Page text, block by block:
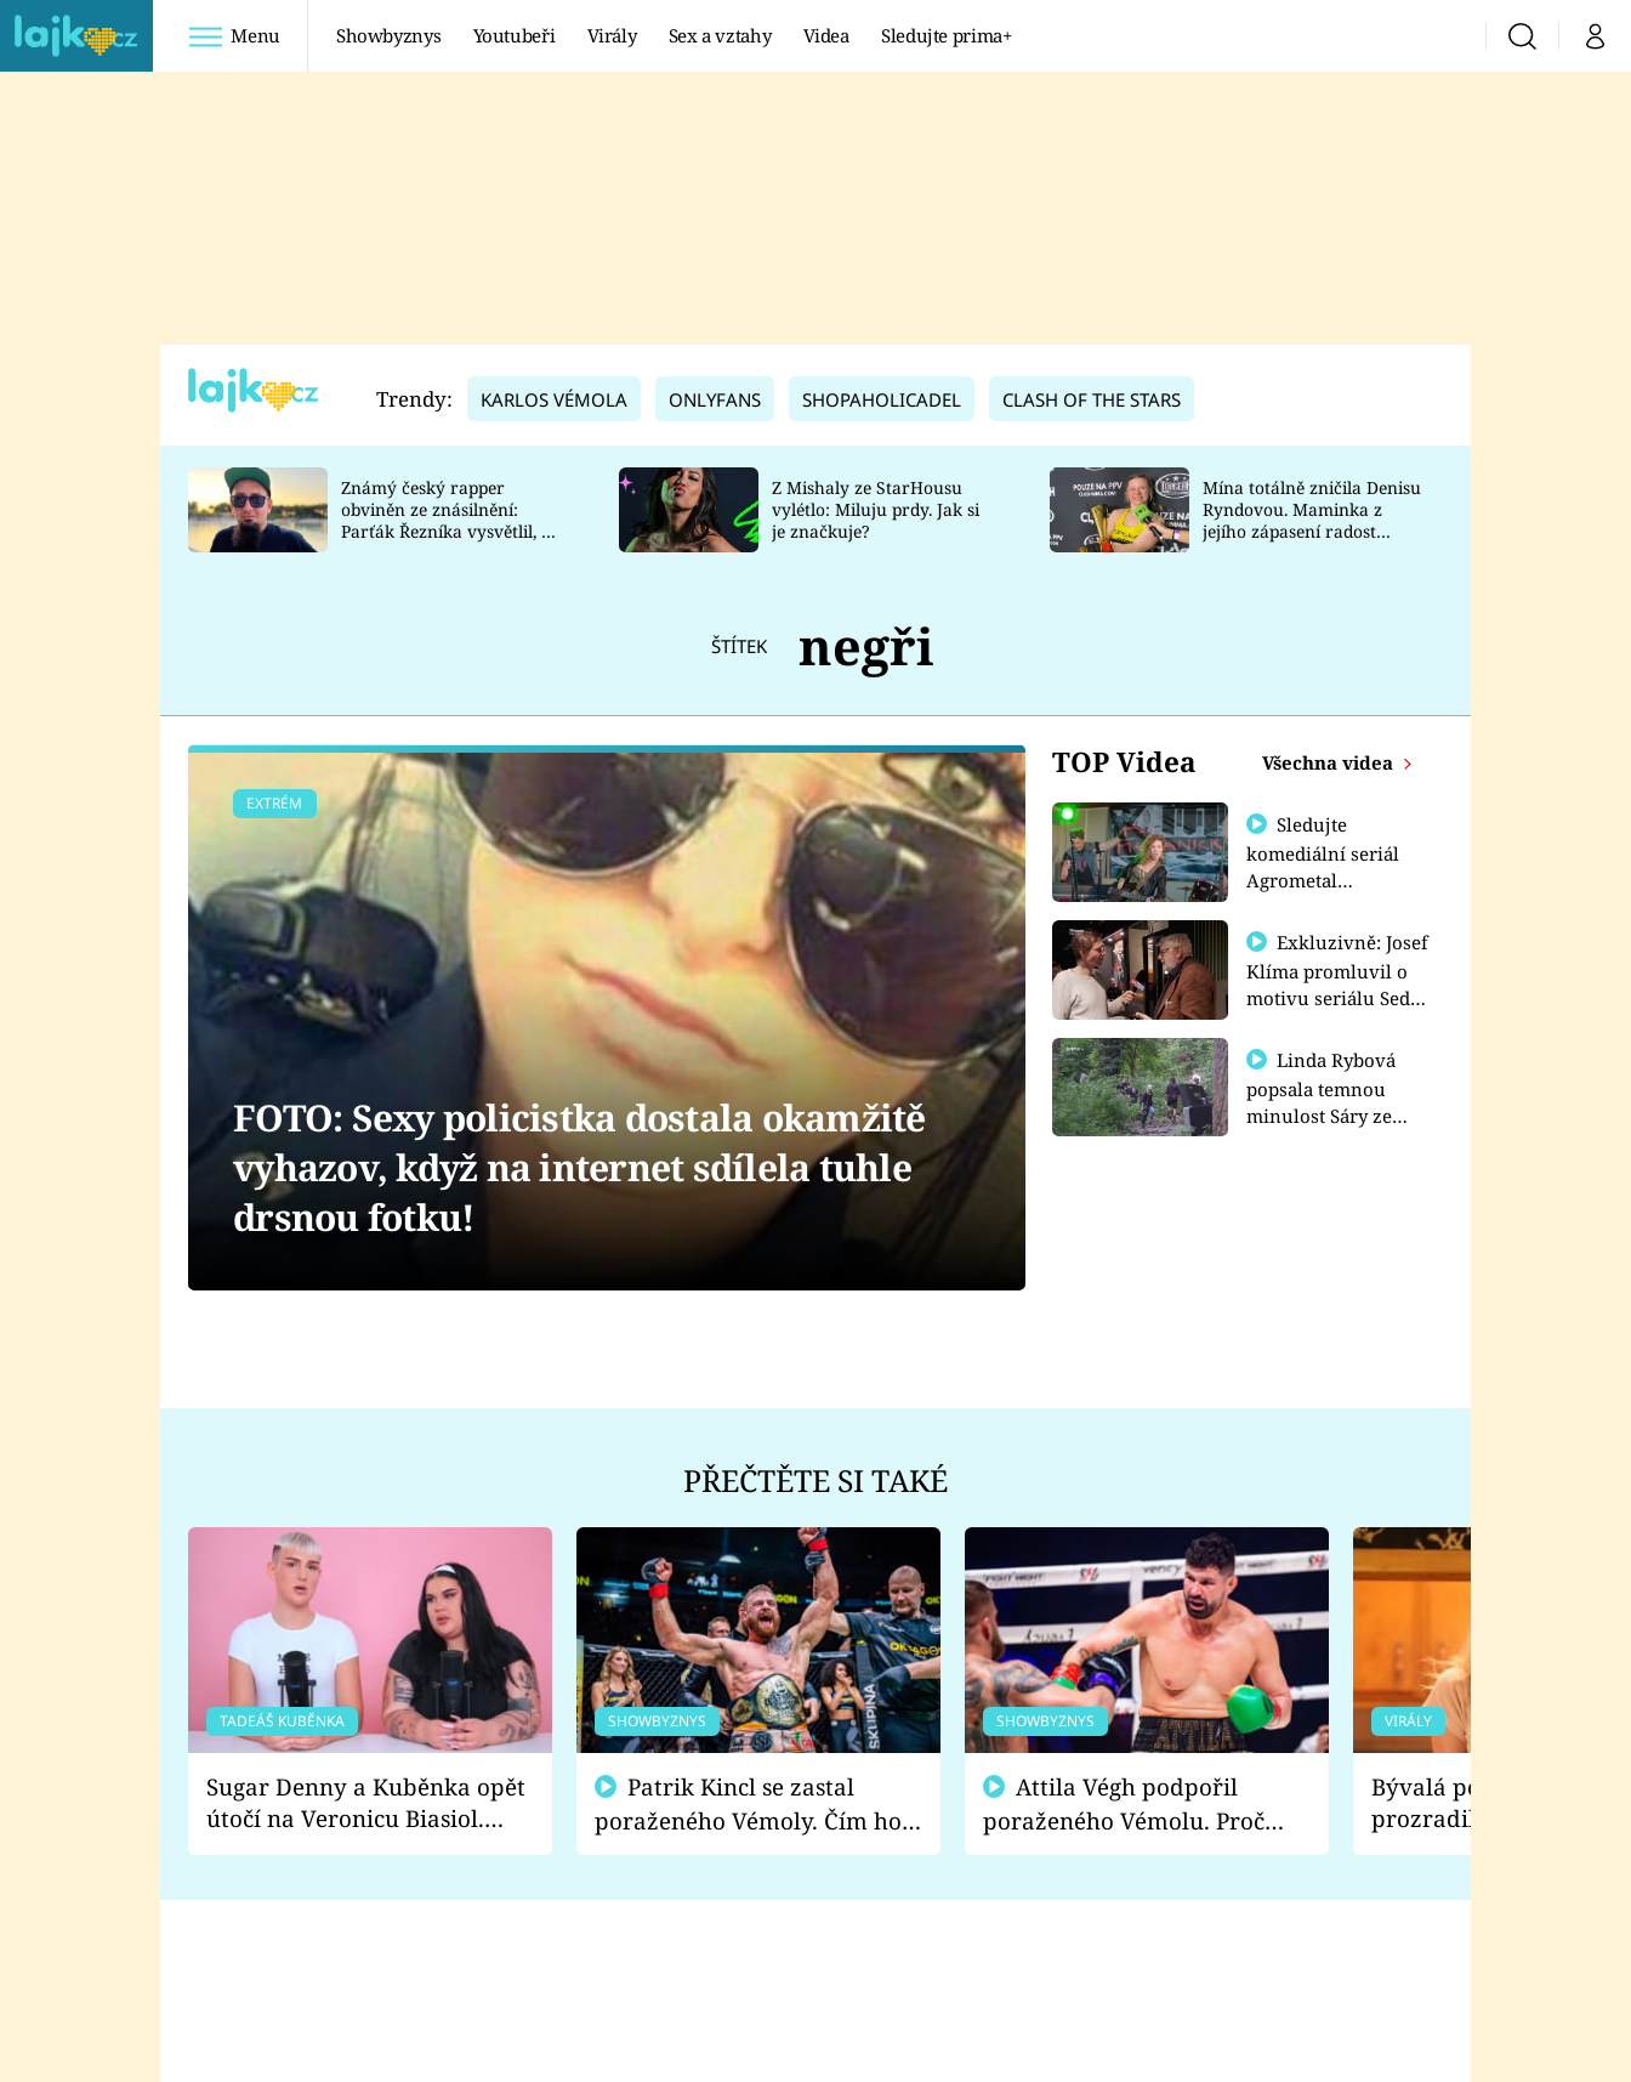
Menu Showbyznys Youtubeři Virály Sex a vztahy Videa Sledujte prima+ VyhledáváníMůj
TADEÁŠ KUBĚNKA
DATEL
Prima Lajk
Sledujte nás
Trendy: KARLOS VÉMOLA ONLYFANS SHOPAHOLICADEL CLASH OF THE STARS
Známý český rapper
obviněn ze znásilnění:
Parťák Řezníka vysvětlil, co
Z Mishaly ze StarHousu
vylétlo: Miluju prdy. Jak si
je značkuje?
Mína totálně zničila Denisu
Ryndovou. Maminka z
jejího zápasení radost
ŠTÍTEK negři
TOP Videa Všechna videa
Sledujte
komediální seriál
Agrometal
prima+
Exkluzivně: Josef
Klíma promluvil o
motivu seriálu Sedm
Linda Rybová
popsala temnou
minulost Sáry ze
EXTRÉM
FOTO: Sexy policistka dostala okamžitě
vyhazov, když na internet sdílela tuhle
drsnou fotku!
PŘEČTĚTE SI TAKÉ
TADEÁŠ KUBĚNKA
Sugar Denny a Kuběnka opět
útočí na Veronicu Biasiol.
Proč je podle nich falešná a
SHOWBYZNYS
poraženého Vémoly. Čím ho
fanoušci naštvali?
SHOWBYZNYS
poraženého Vémolu. Proč
chce raději zápasit s ním než
VIRÁLY
Bývalá pornoherečka
prozradila, co ji
natáčení Euforie.